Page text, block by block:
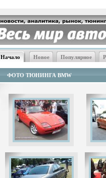
Начало Новое Популярное
ФОТО ТЮНИНГА BMW